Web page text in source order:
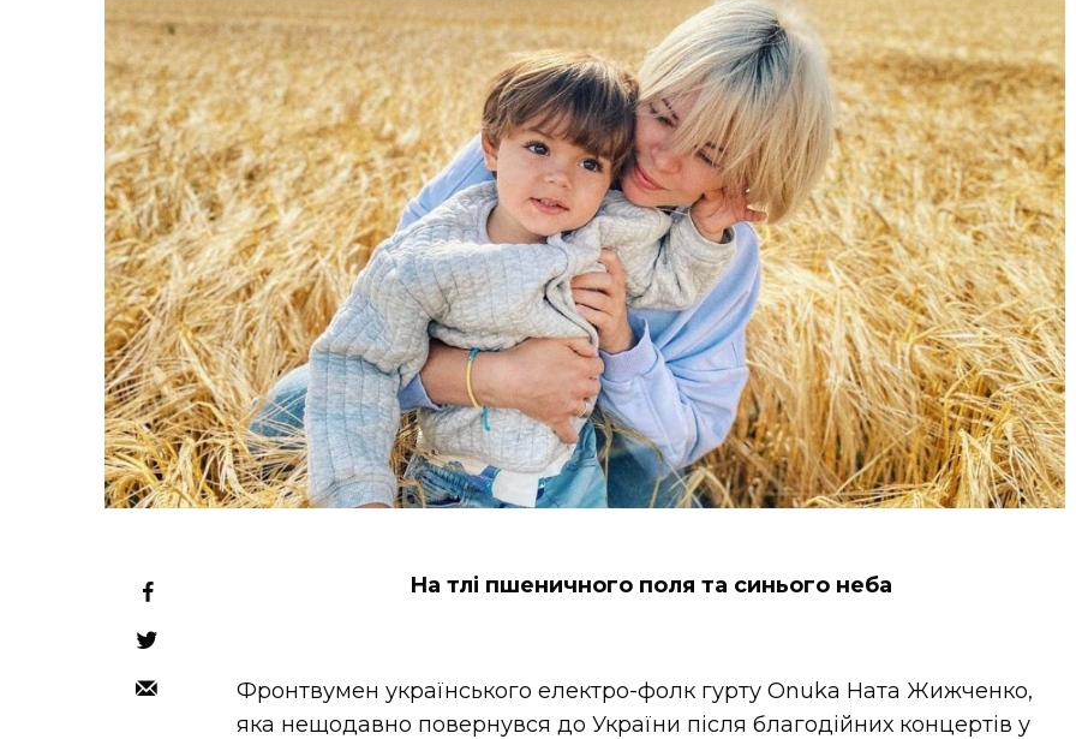
На тлі пшеничного поля та синього неба
Фронтвумен українського електро-фолк гурту Onuka Ната Жижченко,
яка нещодавно повернувся до України після благодійних концертів у